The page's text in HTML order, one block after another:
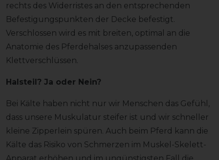
rechts des Widerristes an den entsprechenden
Befestigungspunkten der Decke befestigt.
Verschlossen wird es mit breiten, optimal an die
Anatomie des Pferdehalses anzupassenden
Klettverschlüssen.
Halsteil? Ja oder Nein?
Bei Kälte haben nicht nur wir Menschen das Gefühl,
dass unsere Muskulatur steifer ist und wir schneller
kleine Zipperlein spüren. Auch beim Pferd kann die
Kälte das Risiko von Schmerzen im Muskel-Skelett-